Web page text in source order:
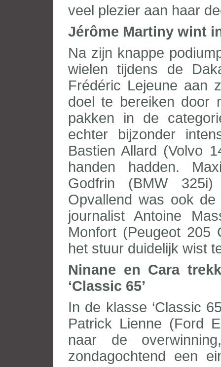
veel plezier aan haar
Jérôme Martiny wint
Na zijn knappe
wielen tijdens de
Frédéric Lejeune aan
doel te bereiken door
pakken in de
echter bijzonder
Bastien Allard (Volvo
handen hadden.
Godfrin (BMW 325i)
Opvallend was ook
journalist Antoine
Monfort (Peugeot 205
het stuur duidelijk wist
Ninane en Cara
‘Classic 65’
In de klasse ‘Classic
Patrick Lienne (Ford
naar de
zondagochtend een